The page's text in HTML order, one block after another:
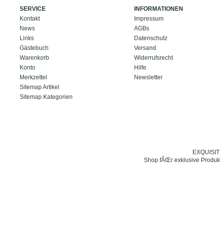
SERVICE
Kontakt
News
Links
Gästebuch
Warenkorb
Konto
Merkzettel
Sitemap Artikel
Sitemap Kategorien
INFORMATIONEN
Impressum
AGBs
Datenschutz
Versand
Widerrufsrecht
Hilfe
Newsletter
Shop fÃŒr exklusive